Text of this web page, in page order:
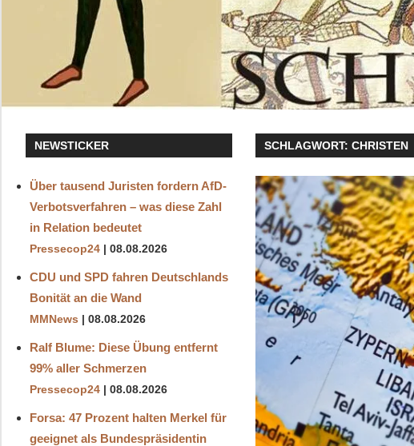
SCHLAGWORT:CHRISTEN
NEWSTICKER
Über tausend Juristen fordern AfD-
Verbotsverfahren – was diese Zahl
in Relation bedeutet
Pressecop24 08.08.2026
CDU und SPD fahren Deutschlands
Bonität an die Wand
MMNews 08.08.2026
Ralf Blume: Diese Übung entfernt
99% aller Schmerzen
Pressecop24 08.08.2026
Forsa: 47 Prozent halten Merkel für
geeignet als Bundespräsidentin